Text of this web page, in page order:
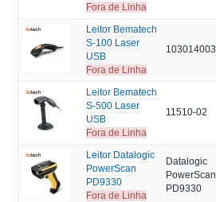
Fora de Linha
Leitor Bematech
S-100 Laser
USB
Fora de Linha
103014003
Leitor Bematech
S-500 Laser
USB
Fora de Linha
11510-02
Leitor Datalogic
PowerScan
PD9330
Fora de Linha
Datalogic
PowerScan
PD9330